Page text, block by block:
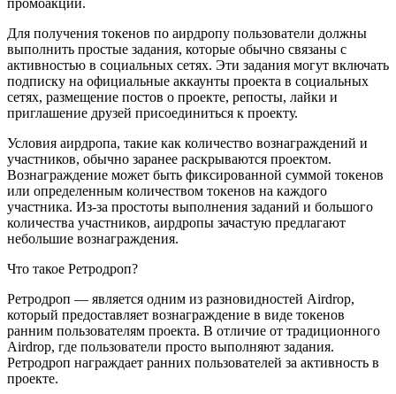
промоакции.
Для получения токенов по аирдропу пользователи должны
выполнить простые задания, которые обычно связаны с
активностью в социальных сетях. Эти задания могут включать
подписку на официальные аккаунты проекта в социальных
сетях, размещение постов о проекте, репосты, лайки и
приглашение друзей присоединиться к проекту.
Условия аирдропа, такие как количество вознаграждений и
участников, обычно заранее раскрываются проектом.
Вознаграждение может быть фиксированной суммой токенов
или определенным количеством токенов на каждого
участника. Из-за простоты выполнения заданий и большого
количества участников, аирдропы зачастую предлагают
небольшие вознаграждения.
Что такое Ретродроп?
Ретродроп — является одним из разновидностей Airdrop,
который предоставляет вознаграждение в виде токенов
ранним пользователям проекта. В отличие от традиционного
Airdrop, где пользователи просто выполняют задания.
Ретродроп награждает ранних пользователей за активность в
проекте.